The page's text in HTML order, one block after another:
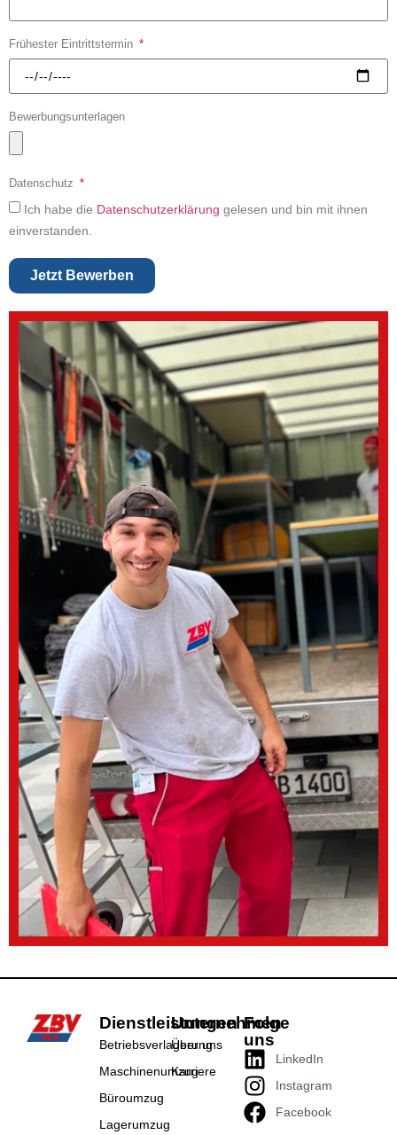
Frühester Eintrittstermin
Bewerbungsunterlagen
Datenschutz
Ich habe die Datenschutzerklärung gelesen und bin mit ihnen
einverstanden.
Jetzt Bewerben
Dienstleistungen
Betriebsverlagerung
Maschinenumzug
Büroumzug
Lagerumzug
Unternehmen
Über uns
Karriere
Folge
uns
LinkedIn
Instagram
Facebook